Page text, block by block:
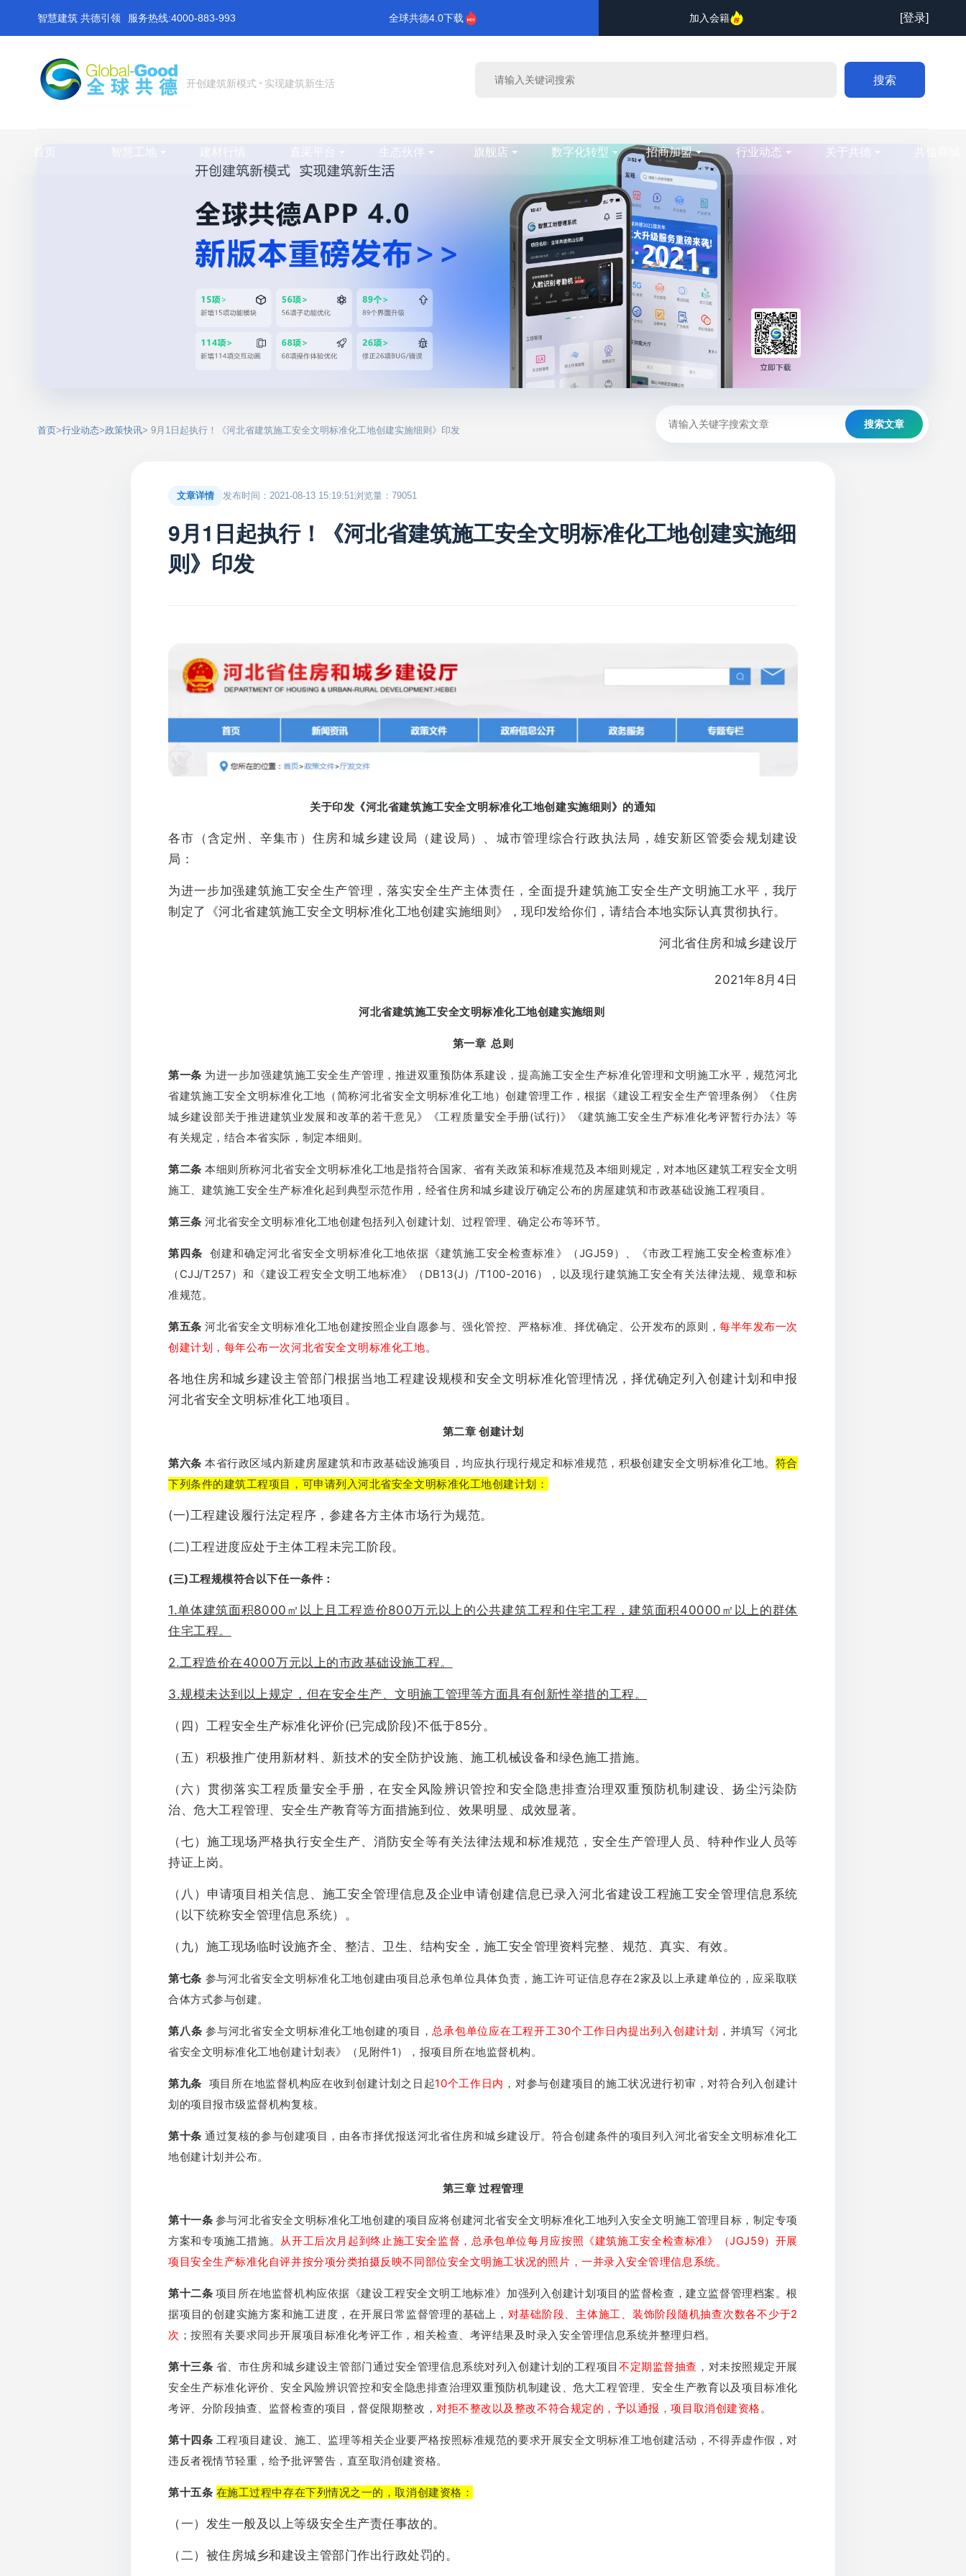
智慧建筑 共德引领 服务热线:4000-883-993 全球共德4.0下载 加入会籍 [登录]
开创建筑新模式 实现建筑新生活 搜索
首页 智慧工地 建材行情 直采平台 生态伙伴 旗舰店 数字化转型 招商加盟 行业动态 关于共德 共信商城
首页>行业动态>政策快讯> 9月1日起执行！《河北省建筑施工安全文明标准化工地创建实施细则》印发
搜索文章
文章详情 发布时间：2021-08-13 15:19:51浏览量：79051
9月1日起执行！《河北省建筑施工安全文明标准化工地创建实施细
则》印发
关于印发《河北省建筑施工安全文明标准化工地创建实施细则》的通知
各市（含定州、辛集市）住房和城乡建设局（建设局）、城市管理综合行政执法局，雄安新区管委会规划建设
局：
为进一步加强建筑施工安全生产管理，落实安全生产主体责任，全面提升建筑施工安全生产文明施工水平，我厅
制定了《河北省建筑施工安全文明标准化工地创建实施细则》，现印发给你们，请结合本地实际认真贯彻执行。
河北省住房和城乡建设厅
2021年8月4日
河北省建筑施工安全文明标准化工地创建实施细则
第一章 总则
第一条 为进一步加强建筑施工安全生产管理，推进双重预防体系建设，提高施工安全生产标准化管理和文明施工水平，规范河北
省建筑施工安全文明标准化工地（简称河北省安全文明标准化工地）创建管理工作，根据《建设工程安全生产管理条例》《住房
城乡建设部关于推进建筑业发展和改革的若干意见》《工程质量安全手册(试行)》《建筑施工安全生产标准化考评暂行办法》等
有关规定，结合本省实际，制定本细则。
第二条 本细则所称河北省安全文明标准化工地是指符合国家、省有关政策和标准规范及本细则规定，对本地区建筑工程安全文明
施工、建筑施工安全生产标准化起到典型示范作用，经省住房和城乡建设厅确定公布的房屋建筑和市政基础设施工程项目。
第三条 河北省安全文明标准化工地创建包括列入创建计划、过程管理、确定公布等环节。
第四条 创建和确定河北省安全文明标准化工地依据《建筑施工安全检查标准》（JGJ59）、《市政工程施工安全检查标准》
（CJJ/T257）和《建设工程安全文明工地标准》（DB13(J）/T100-2016），以及现行建筑施工安全有关法律法规、规章和标
准规范。
第五条 河北省安全文明标准化工地创建按照企业自愿参与、强化管控、严格标准、择优确定、公开发布的原则，每半年发布一次
创建计划，每年公布一次河北省安全文明标准化工地。
各地住房和城乡建设主管部门根据当地工程建设规模和安全文明标准化管理情况，择优确定列入创建计划和申报
河北省安全文明标准化工地项目。
第二章 创建计划
第六条 本省行政区域内新建房屋建筑和市政基础设施项目，均应执行现行规定和标准规范，积极创建安全文明标准化工地。 符合
下列条件的建筑工程项目，可申请列入河北省安全文明标准化工地创建计划：
(一)工程建设履行法定程序，参建各方主体市场行为规范。
(二)工程进度应处于主体工程未完工阶段。
(三)工程规模符合以下任一条件：
1.单体建筑面积8000㎡以上且工程造价800万元以上的公共建筑工程和住宅工程，建筑面积40000㎡以上的群体
住宅工程。
2.工程造价在4000万元以上的市政基础设施工程。
3.规模未达到以上规定，但在安全生产、文明施工管理等方面具有创新性举措的工程。
（四）工程安全生产标准化评价(已完成阶段)不低于85分。
（五）积极推广使用新材料、新技术的安全防护设施、施工机械设备和绿色施工措施。
（六）贯彻落实工程质量安全手册，在安全风险辨识管控和安全隐患排查治理双重预防机制建设、扬尘污染防
治、危大工程管理、安全生产教育等方面措施到位、效果明显、成效显著。
（七）施工现场严格执行安全生产、消防安全等有关法律法规和标准规范，安全生产管理人员、特种作业人员等
持证上岗。
（八）申请项目相关信息、施工安全管理信息及企业申请创建信息已录入河北省建设工程施工安全管理信息系统
（以下统称安全管理信息系统）。
（九）施工现场临时设施齐全、整洁、卫生、结构安全，施工安全管理资料完整、规范、真实、有效。
第七条 参与河北省安全文明标准化工地创建由项目总承包单位具体负责，施工许可证信息存在2家及以上承建单位的，应采取联
合体方式参与创建。
第八条 参与河北省安全文明标准化工地创建的项目，总承包单位应在工程开工30个工作日内提出列入创建计划 ，并填写《河北
省安全文明标准化工地创建计划表》（见附件1），报项目所在地监督机构。
第九条 项目所在地监督机构应在收到创建计划之日起10个工作日内 ，对参与创建项目的施工状况进行初审，对符合列入创建计
划的项目报市级监督机构复核。
第十条 通过复核的参与创建项目，由各市择优报送河北省住房和城乡建设厅。符合创建条件的项目列入河北省安全文明标准化工
地创建计划并公布。
第三章 过程管理
第十一条 参与河北省安全文明标准化工地创建的项目应将创建河北省安全文明标准化工地列入安全文明施工管理目标，制定专项
方案和专项施工措施。 从开工后次月起到终止施工安全监督，总承包单位每月应按照《建筑施工安全检查标准》（JGJ59）开展
项目安全生产标准化自评并按分项分类拍摄反映不同部位安全文明施工状况的照片，一并录入安全管理信息系统。
第十二条 项目所在地监督机构应依据《建设工程安全文明工地标准》加强列入创建计划项目的监督检查，建立监督管理档案。根
据项目的创建实施方案和施工进度，在开展日常监督管理的基础上， 对基础阶段、主体施工、装饰阶段随机抽查次数各不少于2
次 ；按照有关要求同步开展项目标准化考评工作，相关检查、考评结果及时录入安全管理信息系统并整理归档。
第十三条 省、市住房和城乡建设主管部门通过安全管理信息系统对列入创建计划的工程项目不定期监督抽查 ，对未按照规定开展
安全生产标准化评价、安全风险辨识管控和安全隐患排查治理双重预防机制建设、危大工程管理、安全生产教育以及项目标准化
考评、分阶段抽查、监督检查的项目，督促限期整改，对拒不整改以及整改不符合规定的，予以通报，项目取消创建资格。
第十四条 工程项目建设、施工、监理等相关企业要严格按照标准规范的要求开展安全文明标准工地创建活动，不得弄虚作假，对
违反者视情节轻重，给予批评警告，直至取消创建资格。
第十五条 在施工过程中存在下列情况之一的，取消创建资格：
（一）发生一般及以上等级安全生产责任事故的。
（二）被住房城乡和建设主管部门作出行政处罚的。